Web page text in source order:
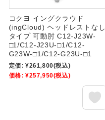
コクヨ イングクラウド
(ingCloud) ヘッドレストなし
タイプ 可動肘 C12-J23W-
□1/C12-J23U-□1/C12-
G23W-□1/C12-G23U-□1
定価: ¥261,800(税込)
価格: ¥257,950(税込)